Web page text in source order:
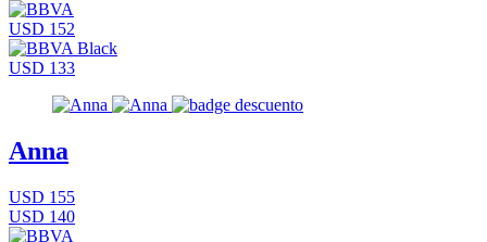
USD 152
USD 133
Anna
USD 155
USD 140